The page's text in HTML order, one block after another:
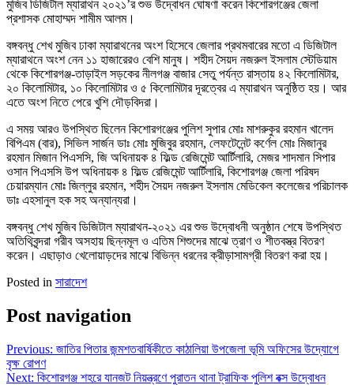
মুজিব ডিজিটাল ম্যারাথন ২০২১’র শুভ উদ্বোধন ঘোষণা করেন কিশোরগঞ্জের জেলা
প্রশাসক মোহাম্মদ শামীম আলম।
বঙ্গবন্ধু শেখ মুজিব ঢাকা ম্যারাথনের অংশ হিসেবে জেলার প্রথমবারের মতো এ ডিজিটাল
ম্যারাথনে অংশ নেন ১১ হাজারেরও বেশি মানুষ। শহীদ সৈয়দ নজরুল ইসলাম স্টেডিয়াম
থেকে কিশোরগঞ্জ-তাড়াইল সড়কের নীলগঞ্জ বাজার সেতু পর্যন্ত রাস্তায় ৪২ কিলোমিটার,
২০ কিলোমিটার, ১০ কিলোমিটার ও ৫ কিলোমিটার দূরত্বের এ ম্যারাথন অনুষ্ঠিত হয়। আর
এতে অংশ নিতে পেরে খুশি দৌড়বিদরা।
এ সময় আরও উপস্থিত ছিলেন কিশোরগঞ্জের পুলিশ সুপার মোঃ মাশরুকুর রহমান খালেদ
বিপিএম (বার), সিভিল সার্জন ডাঃ মোঃ মুজিবুর রহমান, লেফটেনেন্ট কর্ণেল মোঃ মিজানুর
রহমান মিজান পিএসসি, জি অধিনায়ক ৪ ফিল্ড রেজিমেন্ট আর্টিলারি, মেজর শাদমান সিপার
ওসান পিএসসি উপ অধিনায়ক ৪ ফিল্ড রেজিমেন্ট আর্টিলারি, কিশোরগঞ্জ জেলা পরিষদ
চেয়ারম্যান মোঃ জিল্লুর রহমান, শহীদ সৈয়দ নজরুল ইসলাম মেডিকেল কলেজের পরিচালক
ডাঃ এহসানুল হক সহ অন্যান্যরা।
বঙ্গবন্ধু শেখ মুজিব ডিজিটাল ম্যারাথন-২০২১ এর শুভ উদ্বোধনী অনুষ্ঠান শেষে উপস্থিত
অতিথিবৃন্দরা গরীব অসহায় ছিন্নমূল ও এতিম শিশুদের মাঝে ত্রাণ ও শীতবস্ত্র বিতরণ
করেন। এছাড়াও খেলোয়াড়দের মাঝে বিভিন্ন ধরনের ক্রীড়াসামগ্রী বিতরণ করা হয়।
Posted in সারাদেশ
Post navigation
Previous: জাতির পিতার জন্মশতবার্ষিকীতে কাঠালিয়া উপজেলা ভূমি অফিসের উদ্যোগে
বৃক্ষ রোপণ
Next: কিশোরগঞ্জ শহরে যানজট নিয়ন্ত্রণে পুরাতন থানা ট্রাফিক পুলিশ বক্স উদ্বোধন